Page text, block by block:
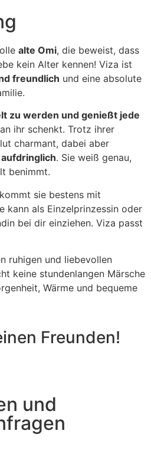
alte Omi, die beweist, dass
kein Alter kennen! Viza ist
freundlich und eine absolute
zu werden und genießt jede
ihr schenkt. Trotz ihrer
charmant, dabei aber
. Sie weiß genau,
benimmt.
kommt sie bestens mit
kann als Einzelprinzessin oder
bei dir einziehen. Viza passt
ruhigen und liebevollen
keine stundenlangen Märsche
Wärme und bequeme
Freunden!
und